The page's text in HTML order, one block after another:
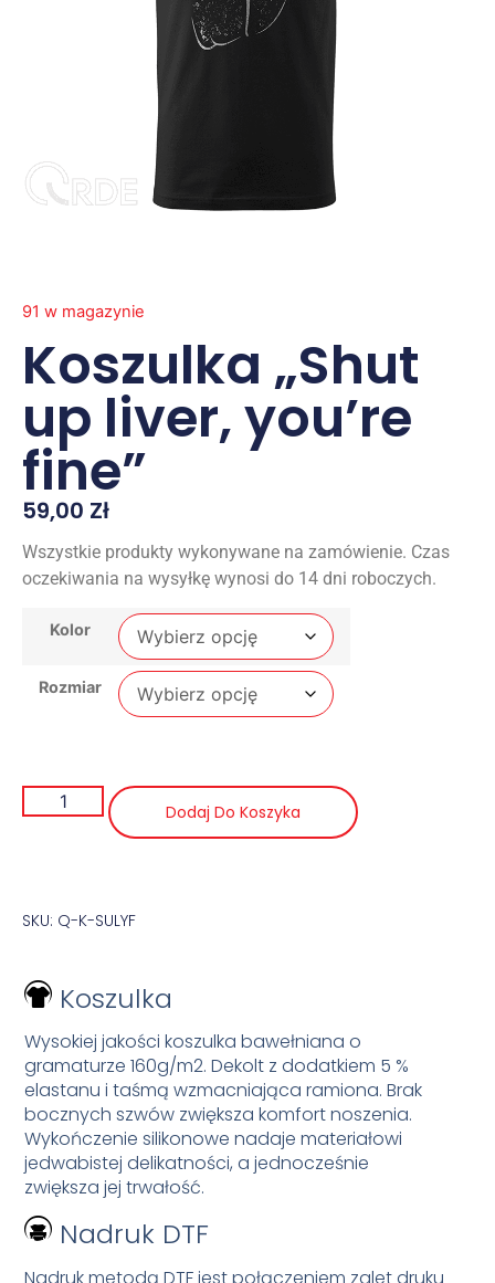
91 w magazynie
Koszulka „Shut
up liver, you’re
fine”
59,00 Zł
Wszystkie produkty wykonywane na zamówienie. Czas
oczekiwania na wysyłkę wynosi do 14 dni roboczych.
Kolor
Rozmiar
Dodaj Do Koszyka
SKU: Q-K-SULYF
Koszulka
Wysokiej jakości koszulka bawełniana o
gramaturze 160g/m2. Dekolt z dodatkiem 5 %
elastanu i taśmą wzmacniająca ramiona. Brak
bocznych szwów zwiększa komfort noszenia.
Wykończenie silikonowe nadaje materiałowi
jedwabistej delikatności, a jednocześnie
zwiększa jej trwałość.
Nadruk DTF
Nadruk metodą DTF jest połączeniem zalet druku